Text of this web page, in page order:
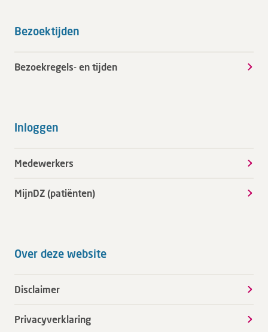
Bezoektijden
Bezoekregels- en tijden
Inloggen
Medewerkers
MijnDZ (patiënten)
Over deze website
Disclaimer
Privacyverklaring